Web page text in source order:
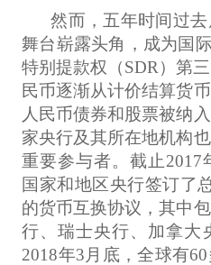
然而，五年时间过
舞台崭露头角，成为国
特别提款权（SDR）第
民币逐渐从计价结算货
人民币债券和股票被纳
家央行及其所在地机构
重要参与者。截止2017
国家和地区央行签订了
的货币互换协议，其中
行、瑞士央行、加拿大
2018年3月底，全球有